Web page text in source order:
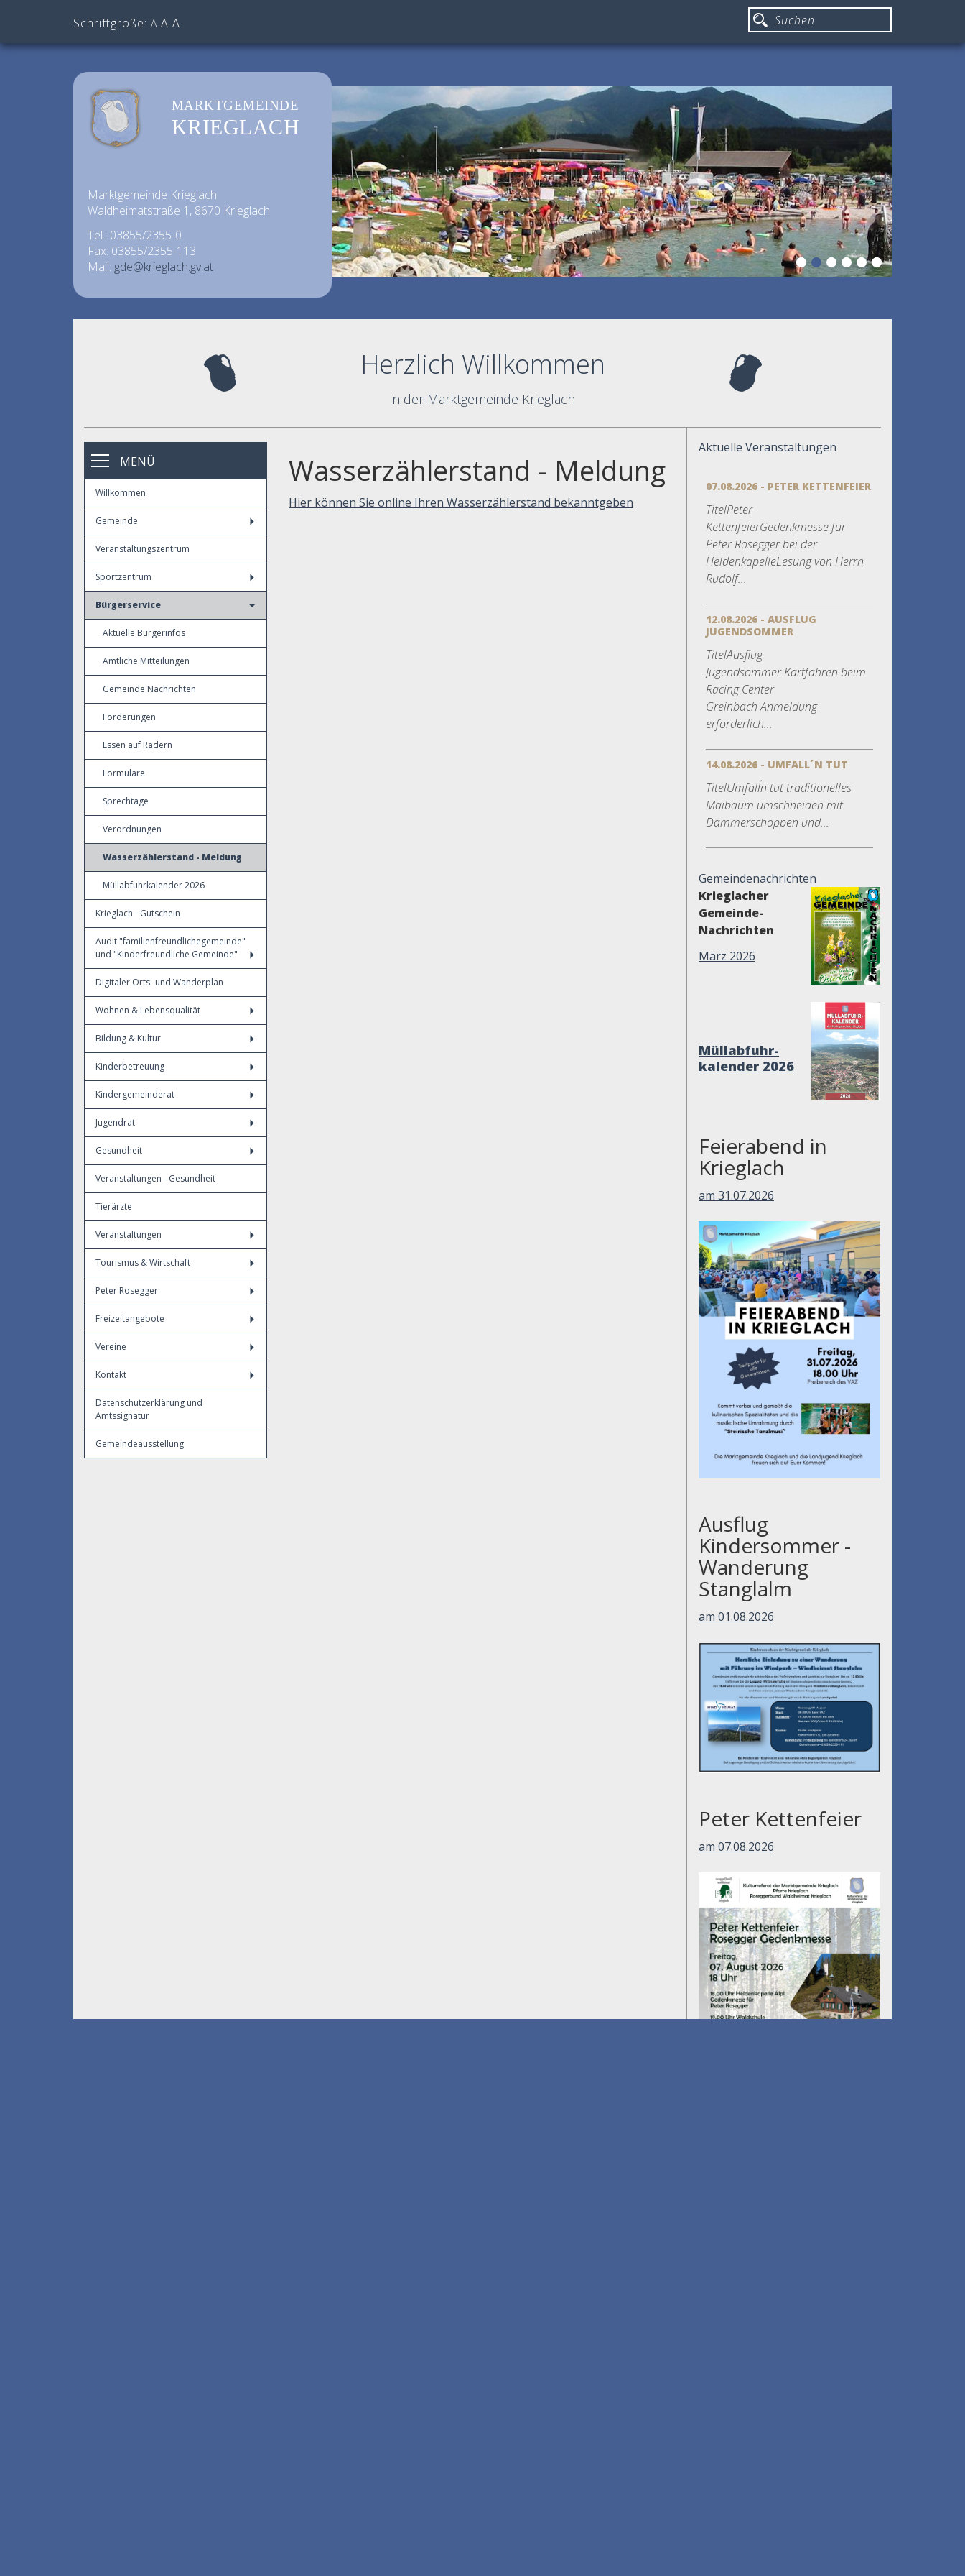
Schriftgröße: A A A
MARKTGEMEINDE
KRIEGLACH
Marktgemeinde Krieglach
Waldheimatstraße 1, 8670 Krieglach
Tel.: 03855/2355-0
Fax: 03855/2355-113
Mail: gde@krieglach.gv.at
Herzlich Willkommen
in der Marktgemeinde Krieglach
MENÜ
Willkommen
Gemeinde
Veranstaltungszentrum
Sportzentrum
Bürgerservice
Aktuelle Bürgerinfos
Amtliche Mitteilungen
Gemeinde Nachrichten
Förderungen
Essen auf Rädern
Formulare
Sprechtage
Verordnungen
Wasserzählerstand - Meldung
Müllabfuhrkalender 2026
Krieglach - Gutschein
Audit "familienfreundlichegemeinde"
und "Kinderfreundliche Gemeinde"
Digitaler Orts- und Wanderplan
Wohnen & Lebensqualität
Bildung & Kultur
Kinderbetreuung
Kindergemeinderat
Jugendrat
Gesundheit
Veranstaltungen - Gesundheit
Tierärzte
Veranstaltungen
Tourismus & Wirtschaft
Peter Rosegger
Freizeitangebote
Vereine
Kontakt
Datenschutzerklärung und
Amtssignatur
Gemeindeausstellung
Wasserzählerstand - Meldung
Hier können Sie online Ihren Wasserzählerstand bekanntgeben
Aktuelle Veranstaltungen
07.08.2026 - PETER KETTENFEIER
TitelPeter
KettenfeierGedenkmesse für
Peter Rosegger bei der
HeldenkapelleLesung von Herrn
Rudolf...
12.08.2026 - AUSFLUG
JUGENDSOMMER
TitelAusflug
Jugendsommer Kartfahren beim
Racing Center
Greinbach Anmeldung
erforderlich...
14.08.2026 - UMFALL´N TUT
TitelUmfall´n tut traditionelles
Maibaum umschneiden mit
Dämmerschoppen und...
Gemeindenachrichten
Krieglacher
Gemeinde-
Nachrichten
März 2026
Müllabfuhr-
kalender 2026
Feierabend in
Krieglach
am 31.07.2026
Ausflug
Kindersommer -
Wanderung
Stanglalm
am 01.08.2026
Peter Kettenfeier
am 07.08.2026